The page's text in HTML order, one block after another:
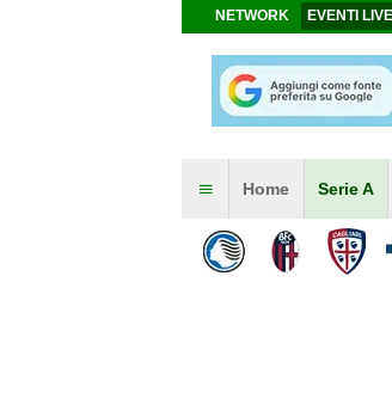
NETWORK EVENTI LIVE
Home Serie A